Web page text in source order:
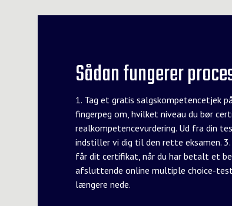
Sådan fungerer
1. Tag et gratis salgskompetencetjek
fingerpeg om, hvilket niveau du bør
realkompetencevurdering. Ud fra din
indstiller vi dig til den rette eksamen. 3.
får dit certifikat, når du har betalt et
afsluttende online multiple choice-
længere nede.